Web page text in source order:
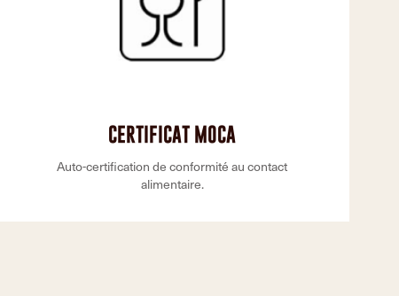
CERTIFICAT MOCA
Auto-certification de conformité au contact
alimentaire.